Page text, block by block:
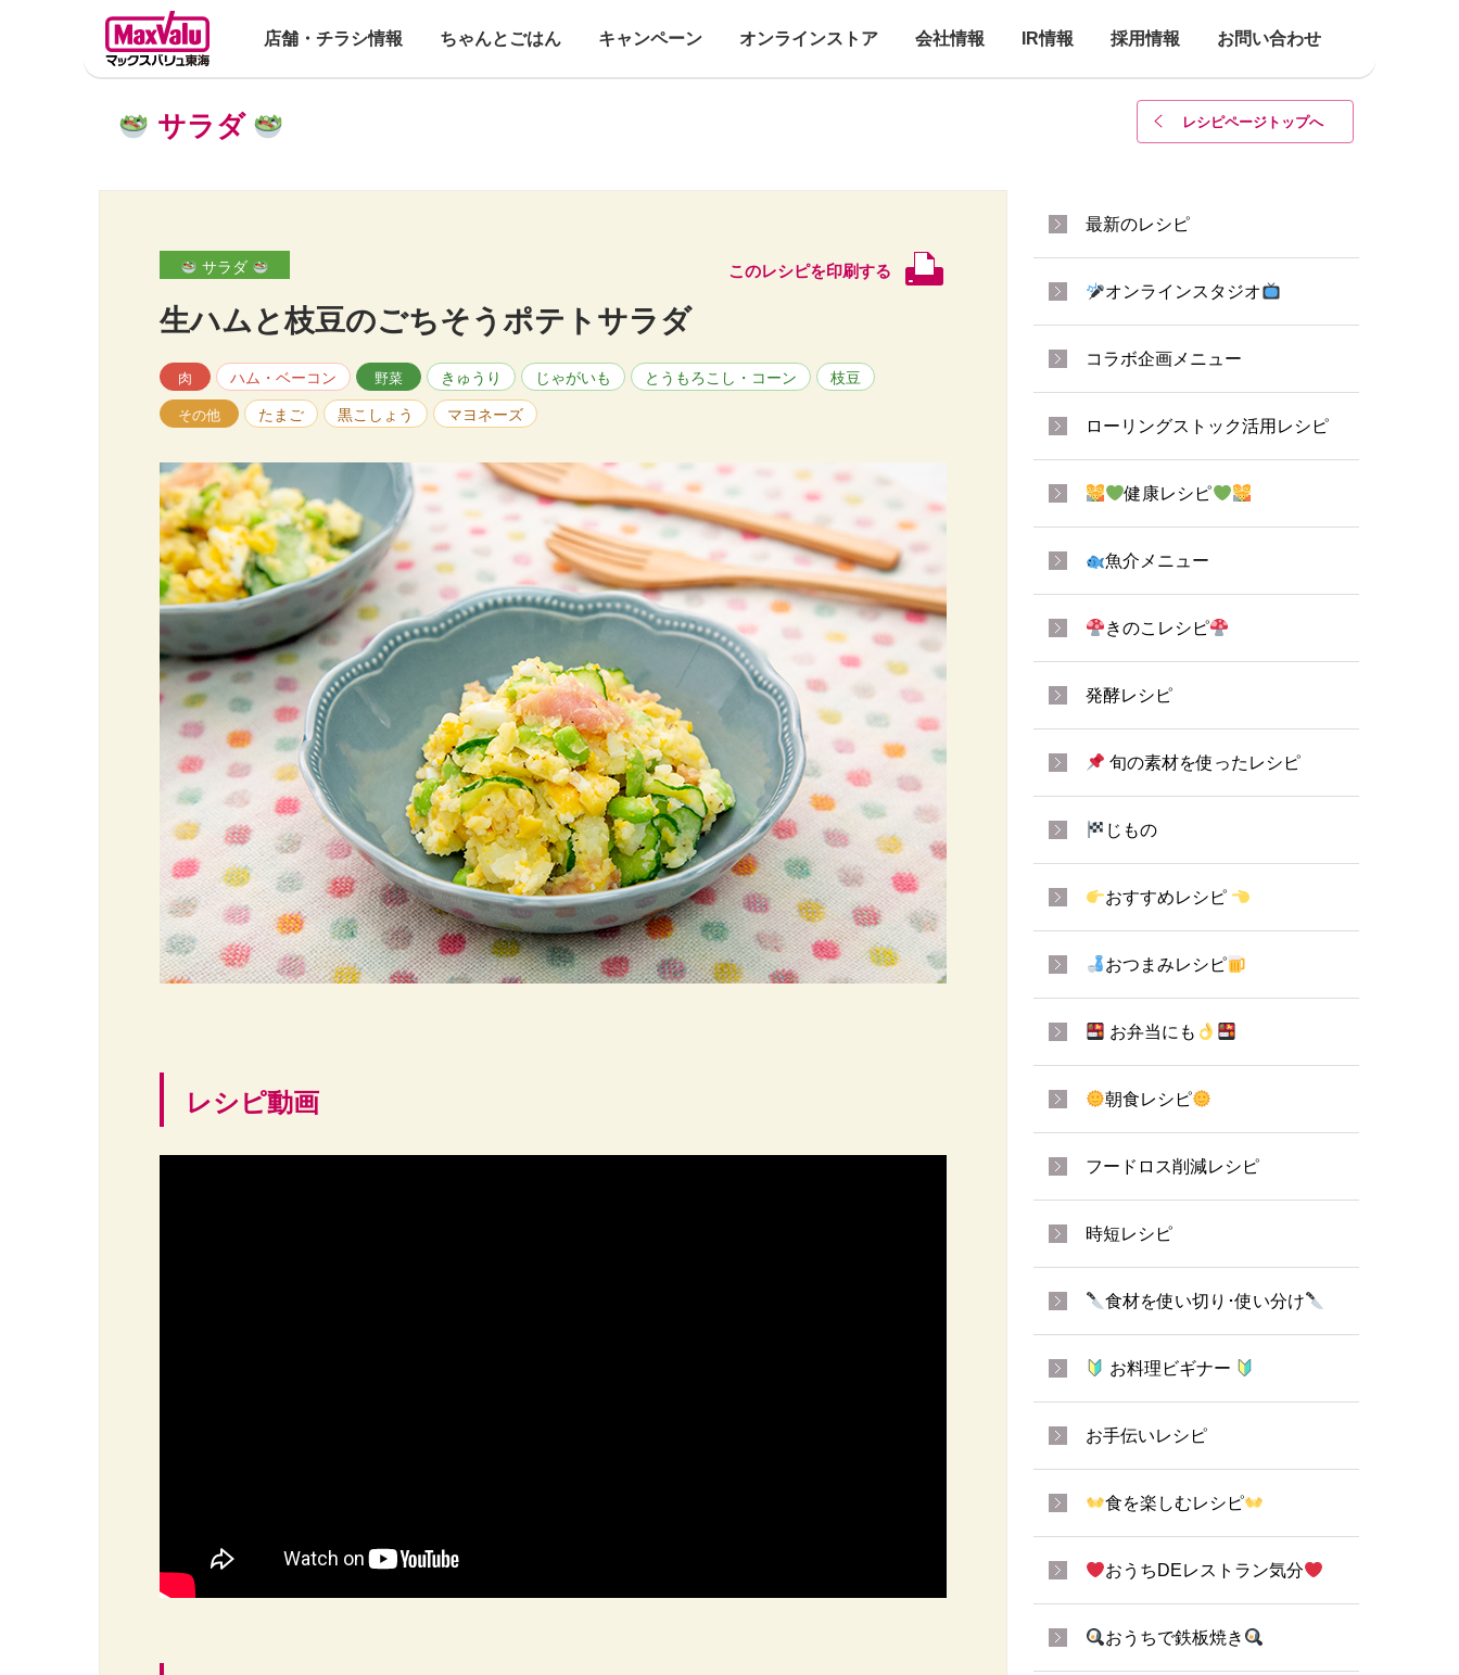
店舗・チラシ情報 ちゃんとごはん キャンペーン オンラインストア 会社情報 IR情報 採用情報 お問い合わせ
レシピページトップへ
サラダ
サラダ このレシピを印刷する
生ハムと枝豆のごちそうポテトサラダ
肉 ハム・ベーコン 野菜 きゅうり じゃがいも とうもろこし・コーン 枝豆
その他 たまご 黒こしょう マヨネーズ
レシピ動画
最新のレシピ
オンラインスタジオ
コラボ企画メニュー
ローリングストック活用レシピ
健康レシピ
魚介メニュー
きのこレシピ
発酵レシピ
旬の素材を使ったレシピ
じもの
おすすめレシピ
おつまみレシピ
お弁当にも
朝食レシピ
フードロス削減レシピ
時短レシピ
食材を使い切り･使い分け
お料理ビギナー
お手伝いレシピ
食を楽しむレシピ
おうちDEレストラン気分
おうちで鉄板焼き